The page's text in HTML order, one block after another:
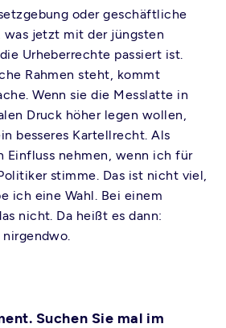
oder geschäftliche
was jetzt mit der jüngsten
Urheberrechte passiert ist.
Rahmen steht, kommt
Wenn sie die Messlatte in
Druck höher legen wollen,
besseres Kartellrecht. Als
Einfluss nehmen, wenn ich für
stimme. Das ist nicht viel,
ich eine Wahl. Bei einem
nicht. Da heißt es dann:
Suchen Sie mal im